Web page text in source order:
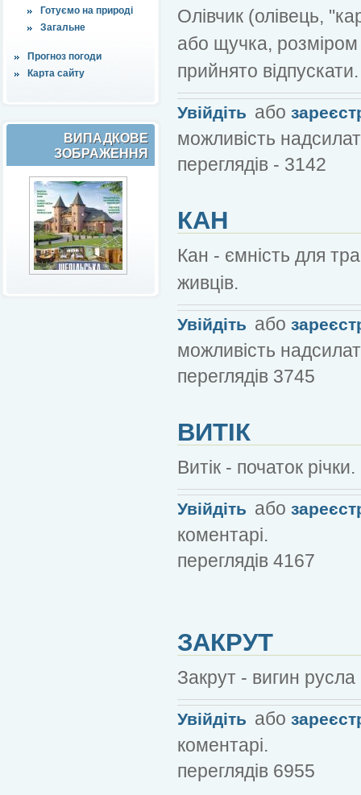
Готуємо на природі
Загальне
Прогноз погоди
Карта сайту
ВИПАДКОВЕ
ЗОБРАЖЕННЯ
Олівчик (олівець,
або щучка, розміром
прийнято відпускати.
Увійдіть або
можливість
переглядів - 3142
КАН
Кан - ємність для
живців.
Увійдіть або
можливість
переглядів 3745
ВИТІК
Витік - початок річки.
Увійдіть або
коментарі.
переглядів 4167
ЗАКРУТ
Закрут - вигин русла
Увійдіть або
коментарі.
переглядів 6955